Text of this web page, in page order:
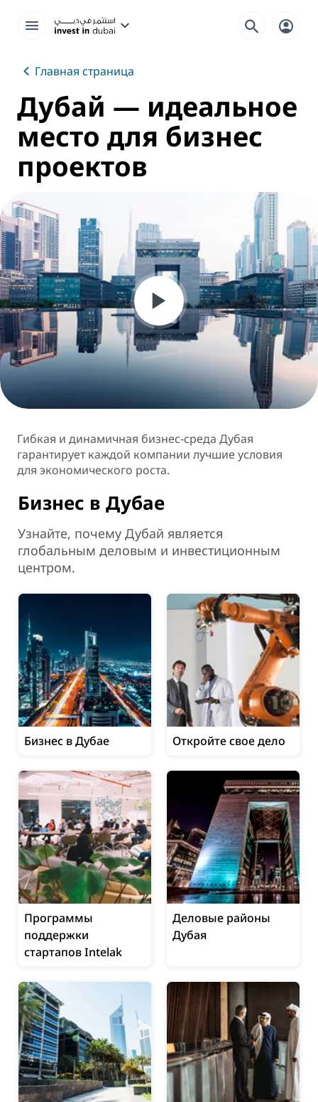
Главная страница
Дубай — идеальное
место для бизнес
проектов
Гибкая и динамичная бизнес-среда Дубая
гарантирует каждой компании лучшие условия
для экономического роста.
Бизнес в Дубае
Узнайте, почему Дубай является
глобальным деловым и инвестиционным
центром.
Бизнес в Дубае Откройте свое дело
Программы
поддержки
стартапов Intelak
Деловые районы
Дубая